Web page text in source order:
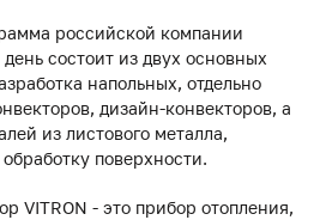
российской компании
состоит из двух основных
напольных, отдельно
дизайн-конвекторов, а
из листового металла,
поверхности.
VITRON - это прибор отопления,